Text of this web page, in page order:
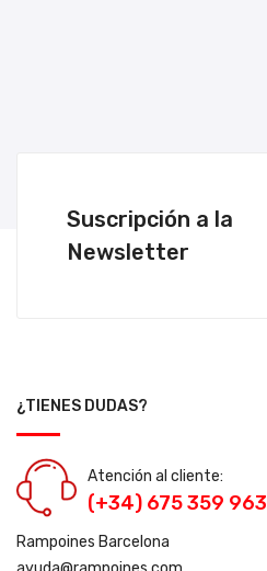
Suscripción a la
Newsletter
¿TIENES DUDAS?
Atención al cliente:
(+34) 675 359 963
Rampoines Barcelona